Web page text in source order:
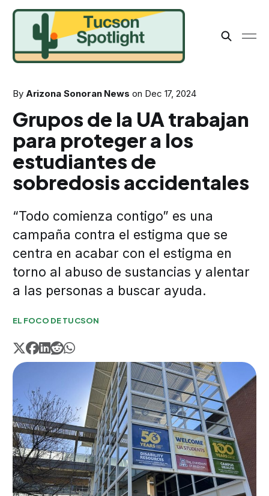
By Arizona Sonoran News on Dec 17, 2024
Grupos de la UA trabajan
para proteger a los
estudiantes de
sobredosis accidentales
“Todo comienza contigo” es una
campaña contra el estigma que se
centra en acabar con el estigma en
torno al abuso de sustancias y alentar
a las personas a buscar ayuda.
EL FOCO DE TUCSON